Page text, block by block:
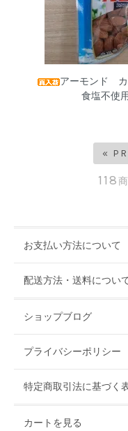
アーモンド カ
食塩不使
«
118
お支払い方法について
配送方法・送料につい
ショップブログ
プライバシーポリシー
特定商取引法に基づく
カートを見る